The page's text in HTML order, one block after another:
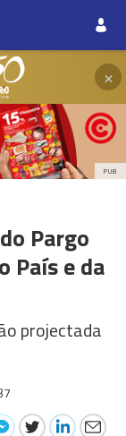
×
PUB
Pargo
País e da
projectada